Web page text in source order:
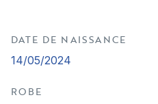
DATE DE NAISSANCE
14/05/2024
ROBE